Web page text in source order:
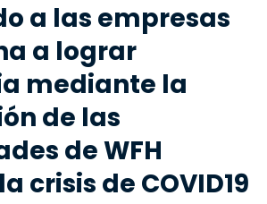
a las empresas
a lograr
mediante la
de las
de WFH
crisis de COVID19